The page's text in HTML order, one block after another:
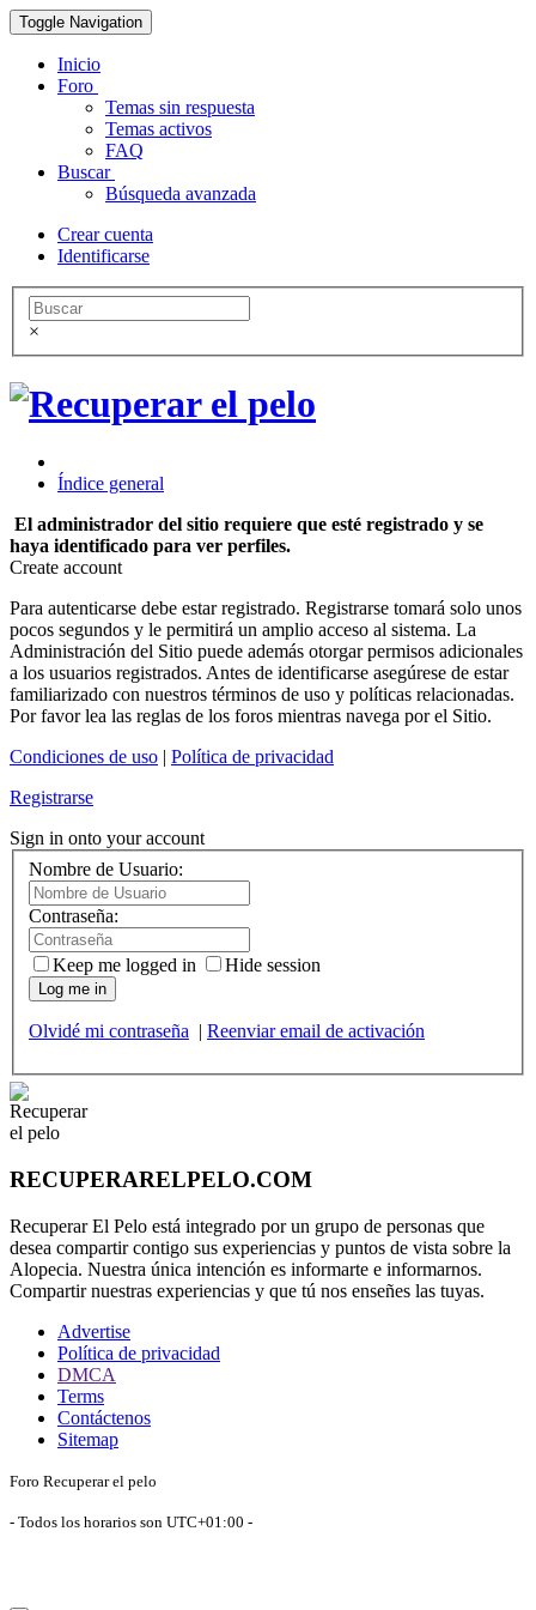
Toggle Navigation
Inicio
Foro
Temas sin respuesta
Temas activos
FAQ
Buscar
Búsqueda avanzada
Crear cuenta
Identificarse
×
Índice general
El administrador del sitio requiere que esté registrado y se
haya identificado para ver perfiles.
Create account
Para autenticarse debe estar registrado. Registrarse tomará solo unos
pocos segundos y le permitirá un amplio acceso al sistema. La
Administración del Sitio puede además otorgar permisos adicionales
a los usuarios registrados. Antes de identificarse asegúrese de estar
familiarizado con nuestros términos de uso y políticas relacionadas.
Por favor lea las reglas de los foros mientras navega por el Sitio.
Condiciones de uso
Política de privacidad
Registrarse
Sign in onto your account
Nombre de Usuario:
Contraseña:
Keep me logged in Hide session
Log me in
Olvidé mi contraseña | Reenviar email de activación
RECUPERARELPELO.COM
Recuperar El Pelo está integrado por un grupo de personas que
desea compartir contigo sus experiencias y puntos de vista sobre la
Alopecia. Nuestra única intención es informarte e informarnos.
Compartir nuestras experiencias y que tú nos enseñes las tuyas.
Advertise
Política de privacidad
DMCA
Terms
Contáctenos
Sitemap
Foro Recuperar el pelo
- Todos los horarios son UTC+01:00 -